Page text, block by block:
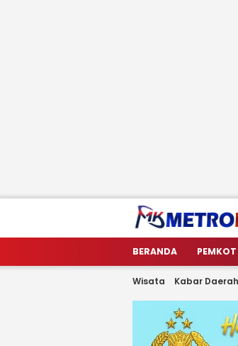
metrokendari
Berita Terkini Sulawesi
BERANDA
Wisata Kabar Daerah